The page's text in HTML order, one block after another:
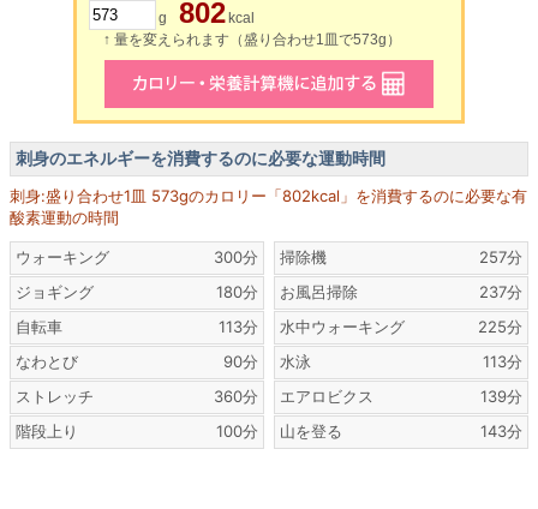
g 802 kcal
↑ 量を変えられます（盛り合わせ1皿で573g）
刺身のエネルギーを消費するのに必要な運動時間
刺身:盛り合わせ1皿 573gのカロリー「802kcal」を消費するのに必要な有
酸素運動の時間
ウォーキング
300分
ジョギング
180分
自転車
113分
なわとび
90分
ストレッチ
360分
階段上り
100分
掃除機
257分
お風呂掃除
237分
水中ウォーキング
225分
水泳
113分
エアロビクス
139分
山を登る
143分